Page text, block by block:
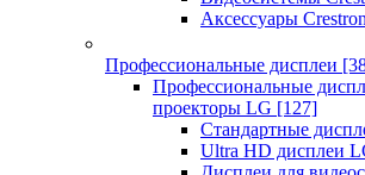
Аксессуары Crestron
Профессиональные дисплеи
Профессиональные
проекторы LG [127]
Стандартные
Ultra HD дисплеи